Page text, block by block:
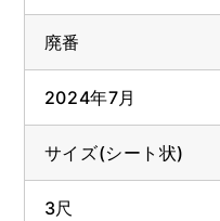
廃番
2024年7月
サイズ(シート状)
3尺